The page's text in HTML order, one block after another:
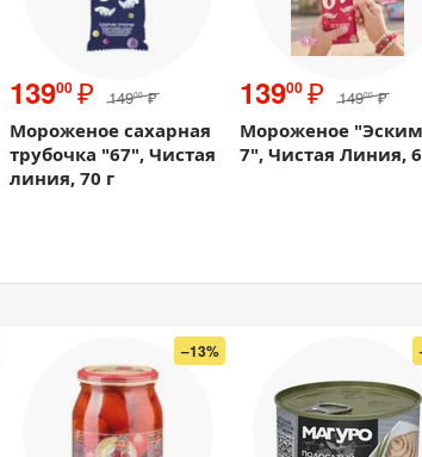
13900 ₽ 14900 ₽
Мороженое сахарная
трубочка "67", Чистая
линия, 70 г
13900 ₽ 14900 ₽
Мороженое
7", Чистая Линия,
–13%